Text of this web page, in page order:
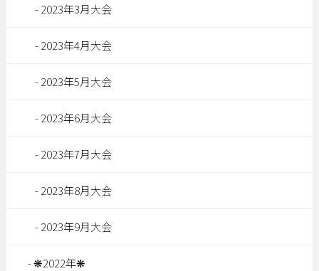
2023年3月大会
2023年4月大会
2023年5月大会
2023年6月大会
2023年7月大会
2023年8月大会
2023年9月大会
❋2022年❋